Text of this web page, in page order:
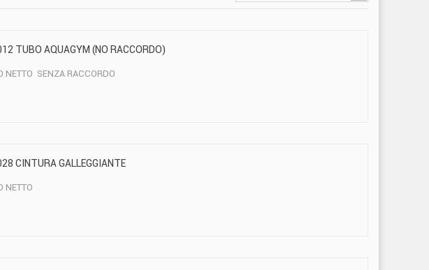
TUBO AQUAGYM (NO RACCORDO)
NETTO SENZA RACCORDO
CINTURA GALLEGGIANTE
NETTO